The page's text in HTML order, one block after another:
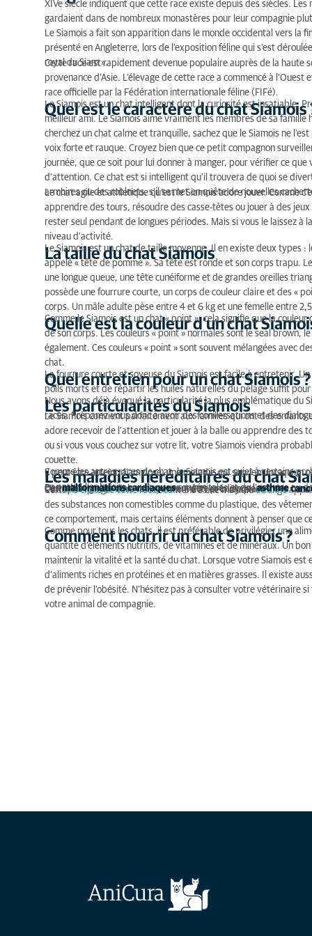
Origine du chat Siamois
Quel est le caractère du chat Siamois ?
La taille du chat Siamois
Quelle est la couleur d'un chat Siamois ?
Quel entretien pour un chat Siamois ?
Les particularités du Siamois
Les maladies héréditaires du chat Siamois
Comment nourrir un chat Siamois ?
XIVe siècle indiquent que cette race existe depuis des siècles.
gardaient dans de nombreux monastères pour leur compagnie
Le Siamois a fait son apparition dans le monde occidental vers la
présenté en Angleterre, lors de l’exposition féline qui s’est
royal du Siam ».
Cette race est rapidement devenue populaire auprès de la haute
provenance d’Asie. L’élevage de cette race a commencé à
race officielle par la Fédération internationale féline (FIFé).
Quel est le caractère du chat Siamois
Le Siamois est un chat intelligent dont la curiosité est insatiable.
meilleur ami. Le Siamois aime vraiment les membres de sa
cherchez un chat calme et tranquille, sachez que le Siamois ne
voix forte et rauque. Croyez bien que ce petit compagnon
journée, que ce soit pour lui donner à manger, pour vérifier ce
d’attention. Ce chat est si intelligent qu’il trouvera de quoi se
armoires ou des robinets, s’il se met en quête de nouvelles
Le chat agile et athlétique qu’est le Siamois adore jouer. Comme
apprendre des tours, résoudre des casse-têtes ou jouer à des
rester seul pendant de longues périodes. Mais si vous le laissez à
niveau d’activité.
La taille du chat Siamois
Le Siamois est un chat de taille moyenne. Il en existe deux types
appelé « tête de pomme ». Sa tête est ronde et son corps trapu.
une longue queue, une tête cunéiforme et de grandes oreilles
possède une fourrure courte, un corps de couleur claire et des «
corps. Un mâle adulte pèse entre 4 et 6 kg et une femelle entre
Quelle est la couleur d'un chat
Comme le Siamois est un chat « point », cela signifie que la
de son corps. Les couleurs « point » normales sont le seal brown,
également. Ces couleurs « point » sont souvent mélangées avec
chat.
Quel entretien pour un chat Siamois ?
La fourrure courte et soyeuse du Siamois est facile à entretenir.
poils morts et de répartir les huiles naturelles du pelage suffit
Les particularités du Siamois
Nous avons déjà évoqué la particularité la plus emblématique du
races. Préparez-vous donc à avoir des conversations et des
Le Siamois convient parfaitement aux familles qui ont des enfants
adore recevoir de l’attention et jouer à la balle ou apprendre des
ou si vous vous couchez sur votre lit, votre Siamois viendra
couette.
Les maladies héréditaires du chat
Comme les autres races de chat, le Siamois est sujet à certains
Il peut être atteint d’amylose, une maladie qui survient lorsqu’un
en particulier le foie.
Desmalformations cardiaquescongénitales et de l’asthmeou
Certaines lignées de la race peuvent être prédisposées à des
L’atrophie progressive de la rétine (APR) et la dysplasie de la
Certains chats de cette race souffrent d’une maladie étrange
des substances non comestibles comme du plastique, des
ce comportement, mais certains éléments donnent à penser que
Comment nourrir un chat Siamois ?
Comme pour tous les chats, il est préférable de privilégier une
quantité d’éléments nutritifs, de vitamines et de minéraux. Un
maintenir la vitalité et la santé du chat. Lorsque votre Siamois est
d’aliments riches en protéines et en matières grasses. Il existe
de prévenir l’obésité. N’hésitez pas à consulter votre vétérinaire
votre animal de compagnie.